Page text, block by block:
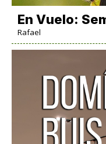
En Vuelo:
Rafael